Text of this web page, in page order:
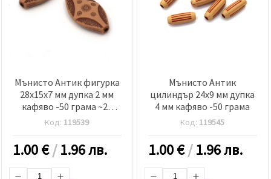
Мънисто Антик фигурка
28x15x7 мм дупка 2 мм
кафяво -50 грама ~25
броя
Код: 119539
1.00€/1.96 лв.
Мънисто Антик
цилиндър 24x9 мм дупка
4 мм кафяво -50 грама
Код: 119545
1.00€/1.96 лв.